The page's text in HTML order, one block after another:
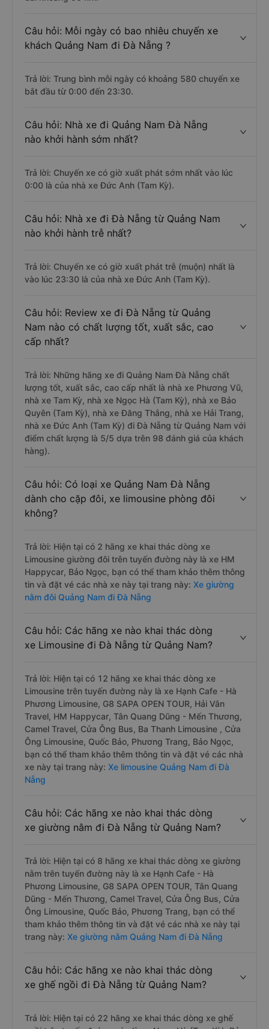
Câu hỏi: Mỗi ngày có bao nhiêu chuyến xe
khách Quảng Nam đi Đà Nẵng ?
Trả lời: Trung bình mỗi ngày có khoảng 580 chuyến xe
bắt đầu từ 0:00 đến 23:30.
Câu hỏi: Nhà xe đi Quảng Nam Đà Nẵng
nào khởi hành sớm nhất?
Trả lời: Chuyến xe có giờ xuất phát sớm nhất vào lúc
0:00 là của nhà xe Đức Anh (Tam Kỳ).
Câu hỏi: Nhà xe đi Đà Nẵng từ Quảng Nam
nào khởi hành trễ nhất?
Trả lời: Chuyến xe có giờ xuất phát trễ (muộn) nhất là
vào lúc 23:30 là của nhà xe Đức Anh (Tam Kỳ).
Câu hỏi: Review xe đi Đà Nẵng từ Quảng
Nam nào có chất lượng tốt, xuất sắc, cao
cấp nhất?
Trả lời: Những hãng xe đi Quảng Nam Đà Nẵng chất
lượng tốt, xuất sắc, cao cấp nhất là nhà xe Phương Vũ,
nhà xe Tam Kỳ, nhà xe Ngọc Hà (Tam Kỳ), nhà xe Bảo
Quyên (Tam Kỳ), nhà xe Đăng Thắng, nhà xe Hải Trang,
nhà xe Đức Anh (Tam Kỳ) đi Đà Nẵng từ Quảng Nam với
điểm chất lượng là 5/5 dựa trên 98 đánh giá của khách
hàng).
Câu hỏi: Có loại xe Quảng Nam Đà Nẵng
dành cho cặp đôi, xe limousine phòng đôi
không?
Trả lời: Hiện tại có 2 hãng xe khai thác dòng xe
Limousine giường đôi trên tuyến đường này là xe HM
Happycar, Bảo Ngọc, bạn có thể tham khảo thêm thông
tin và đặt vé các nhà xe này tại trang này: Xe giường
nằm đôi Quảng Nam đi Đà Nẵng
Câu hỏi: Các hãng xe nào khai thác dòng
xe Limousine đi Đà Nẵng từ Quảng Nam?
Trả lời: Hiện tại có 12 hãng xe khai thác dòng xe
Limousine trên tuyến đường này là xe Hạnh Cafe - Hà
Phương Limousine, G8 SAPA OPEN TOUR, Hải Vân
Travel, HM Happycar, Tân Quang Dũng - Mến Thương,
Camel Travel, Cửa Ông Bus, Ba Thanh Limousine , Cửa
Ông Limousine, Quốc Bảo, Phương Trang, Bảo Ngọc,
bạn có thể tham khảo thêm thông tin và đặt vé các nhà
xe này tại trang này: Xe limousine Quảng Nam đi Đà
Nẵng
Câu hỏi: Các hãng xe nào khai thác dòng
xe giường nằm đi Đà Nẵng từ Quảng Nam?
Trả lời: Hiện tại có 8 hãng xe khai thác dòng xe giường
nằm trên tuyến đường này là xe Hạnh Cafe - Hà
Phương Limousine, G8 SAPA OPEN TOUR, Tân Quang
Dũng - Mến Thương, Camel Travel, Cửa Ông Bus, Cửa
Ông Limousine, Quốc Bảo, Phương Trang, bạn có thể
tham khảo thêm thông tin và đặt vé các nhà xe này tại
trang này: Xe giường nằm Quảng Nam đi Đà Nẵng
Câu hỏi: Các hãng xe nào khai thác dòng
xe ghế ngồi đi Đà Nẵng từ Quảng Nam?
Trả lời: Hiện tại có 22 hãng xe khai thác dòng xe ghế